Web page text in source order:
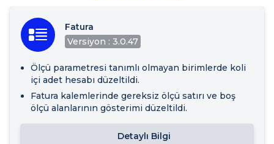
Fatura
Versiyon : 3.0.47
Ölçü parametresi tanımlı olmayan birimlerde koli
içi adet hesabı düzeltildi.
Fatura kalemlerinde gereksiz ölçü satırı ve boş
ölçü alanlarının gösterimi düzeltildi.
Detaylı Bilgi